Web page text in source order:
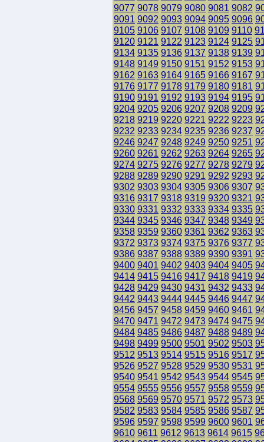
9077 9078 9079 9080 9081 9082
9091 9092 9093 9094 9095 9096
9105 9106 9107 9108 9109 9110
9120 9121 9122 9123 9124 9125
9134 9135 9136 9137 9138 9139
9148 9149 9150 9151 9152 9153
9162 9163 9164 9165 9166 9167
9176 9177 9178 9179 9180 9181
9190 9191 9192 9193 9194 9195
9204 9205 9206 9207 9208 9209
9218 9219 9220 9221 9222 9223
9232 9233 9234 9235 9236 9237
9246 9247 9248 9249 9250 9251
9260 9261 9262 9263 9264 9265
9274 9275 9276 9277 9278 9279
9288 9289 9290 9291 9292 9293
9302 9303 9304 9305 9306 9307
9316 9317 9318 9319 9320 9321
9330 9331 9332 9333 9334 9335
9344 9345 9346 9347 9348 9349
9358 9359 9360 9361 9362 9363
9372 9373 9374 9375 9376 9377
9386 9387 9388 9389 9390 9391
9400 9401 9402 9403 9404 9405
9414 9415 9416 9417 9418 9419
9428 9429 9430 9431 9432 9433
9442 9443 9444 9445 9446 9447
9456 9457 9458 9459 9460 9461
9470 9471 9472 9473 9474 9475
9484 9485 9486 9487 9488 9489
9498 9499 9500 9501 9502 9503
9512 9513 9514 9515 9516 9517
9526 9527 9528 9529 9530 9531
9540 9541 9542 9543 9544 9545
9554 9555 9556 9557 9558 9559
9568 9569 9570 9571 9572 9573
9582 9583 9584 9585 9586 9587
9596 9597 9598 9599 9600 9601
9610 9611 9612 9613 9614 9615